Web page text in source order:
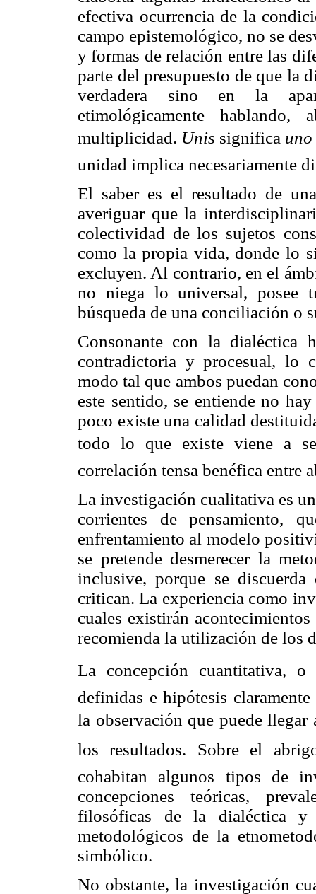
efectiva ocurrencia de la
campo epistemológico, no se
y formas de relación entre las
parte del presupuesto de que la
verdadera sino en la
etimológicamente
multiplicidad.  Unis  significa uno
unidad implica necesariamente
El saber es el resultado de
averiguar que la
colectividad de los sujetos
como la propia vida, donde lo
excluyen. Al contrario, en el
no niega lo universal, posee
búsqueda de una conciliación o
Consonante con la dialéctica
contradictoria y procesual, lo
modo tal que ambos puedan
este sentido, se entiende no
poco existe una calidad
todo lo que existe viene a
correlación tensa benéfica entre
La investigación cualitativa es
corrientes de pensamiento,
enfrentamiento al modelo
se pretende desmerecer la
inclusive, porque se
critican. La experiencia como
cuales existirán
recomienda la utilización de los
La concepción cuantitativa, o 
definidas e hipótesis
la observación que puede
los resultados. Sobre el
cohabitan algunos tipos de
concepciones teóricas,
filosóficas de la dialéctica
metodológicos de la
simbólico.
No obstante, la investigación